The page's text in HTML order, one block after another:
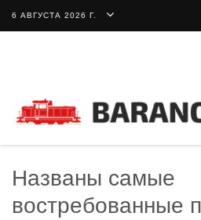
6 АВГУСТА 2026 Г.
Названы самые
востребованные